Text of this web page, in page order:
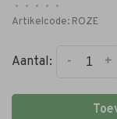
• • • •
•
Artikelcode: ROZE
Aantal: +
-